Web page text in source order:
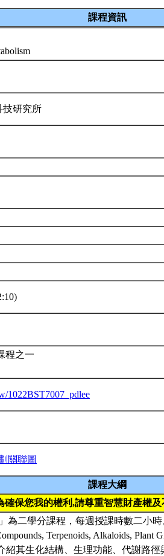
課程資訊
研究所
程之一
1022BST7007_pdlee
關聯圖
課程大綱
確保您我的權利,請尊重智慧財產權
為二學分課程，每週授課時數二小
Terpenoids, Alkaloids, Plant
紹其生化結構、生理功能、代謝路